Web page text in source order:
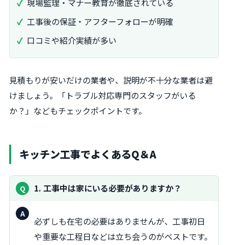
現場監理・マナー教育が徹底されている
工事後の保証・アフターフォローが明確
口コミや紹介実績が多い
見積もりが安いだけの業者や、説明が不十分な業者は避
けましょう。「トラブル対応専門のスタッフがいる
か？」などもチェックポイントです。
キッチン工事でよくあるQ＆A
1. 工事中は家にいる必要がありますか？
答：
必ずしも在宅の必要はありませんが、工事初日
や重要な工程日などは立ち会うのがベストです。